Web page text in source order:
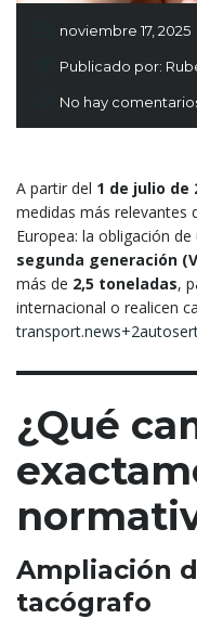
noviembre 17, 2025
Publicado por:
No hay
A partir del 1 de julio de
medidas más relevantes
Europea: la obligación de
segunda generación
más de 2,5 toneladas,
internacional o realicen
¿Qué
Ampliación
tacógrafo